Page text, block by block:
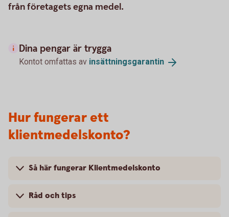
från företagets egna medel.
Dina pengar är trygga
Kontot omfattas av insättningsgarantin
Hur fungerar ett
klientmedelskonto?
Så här fungerar Klientmedelskonto
Råd och tips